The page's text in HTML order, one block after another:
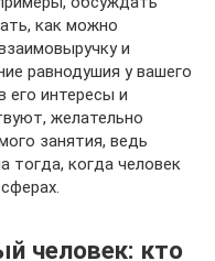
как можно
и
равнодушия у вашего
его интересы и
желательно
занятия, ведь
когда человек
человек: кто